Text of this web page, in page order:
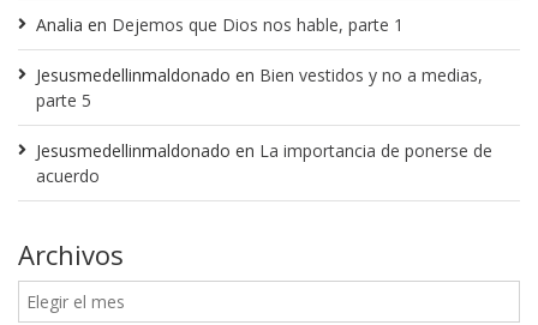
Analia en Dejemos que Dios nos hable, parte 1
Jesusmedellinmaldonado en Bien vestidos y no a medias,
parte 5
Jesusmedellinmaldonado en La importancia de ponerse de
acuerdo
Archivos